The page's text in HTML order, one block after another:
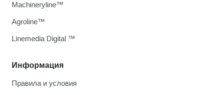
Информация
Правила и условия
Machineryline™
Agroline™
Linemedia Digital ™